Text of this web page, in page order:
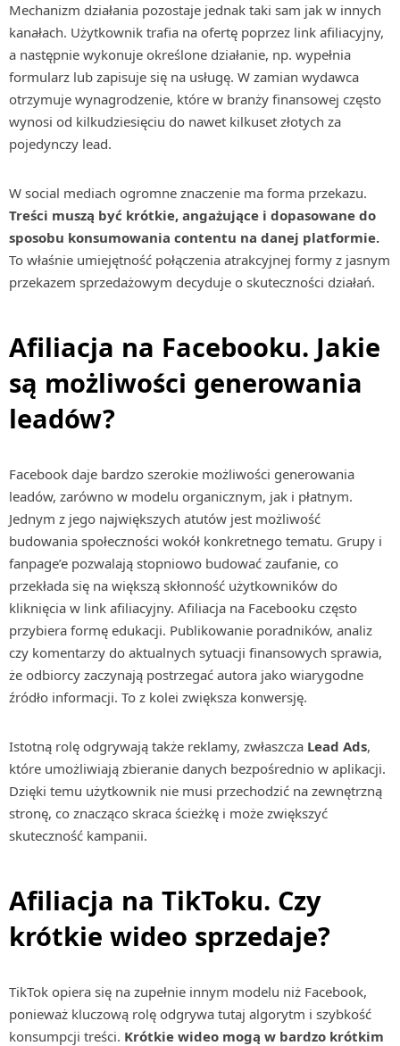
Mechanizm działania pozostaje jednak taki sam jak w innych
kanałach. Użytkownik trafia na ofertę poprzez link afiliacyjny,
a następnie wykonuje określone działanie, np. wypełnia
formularz lub zapisuje się na usługę. W zamian wydawca
otrzymuje wynagrodzenie, które w branży finansowej często
wynosi od kilkudziesięciu do nawet kilkuset złotych za
pojedynczy lead.
W social mediach ogromne znaczenie ma forma przekazu.
Treści muszą być krótkie, angażujące i dopasowane do
sposobu konsumowania contentu na danej platformie.
To właśnie umiejętność połączenia atrakcyjnej formy z jasnym
przekazem sprzedażowym decyduje o skuteczności działań.
Afiliacja na Facebooku. Jakie
są możliwości generowania
leadów?
Facebook daje bardzo szerokie możliwości generowania
leadów, zarówno w modelu organicznym, jak i płatnym.
Jednym z jego największych atutów jest możliwość
budowania społeczności wokół konkretnego tematu. Grupy i
fanpage’e pozwalają stopniowo budować zaufanie, co
przekłada się na większą skłonność użytkowników do
kliknięcia w link afiliacyjny. Afiliacja na Facebooku często
przybiera formę edukacji. Publikowanie poradników, analiz
czy komentarzy do aktualnych sytuacji finansowych sprawia,
że odbiorcy zaczynają postrzegać autora jako wiarygodne
źródło informacji. To z kolei zwiększa konwersję.
Istotną rolę odgrywają także reklamy, zwłaszcza Lead Ads,
które umożliwiają zbieranie danych bezpośrednio w aplikacji.
Dzięki temu użytkownik nie musi przechodzić na zewnętrzną
stronę, co znacząco skraca ścieżkę i może zwiększyć
skuteczność kampanii.
Afiliacja na TikToku. Czy
krótkie wideo sprzedaje?
TikTok opiera się na zupełnie innym modelu niż Facebook,
ponieważ kluczową rolę odgrywa tutaj algorytm i szybkość
konsumpcji treści. Krótkie wideo mogą w bardzo krótkim